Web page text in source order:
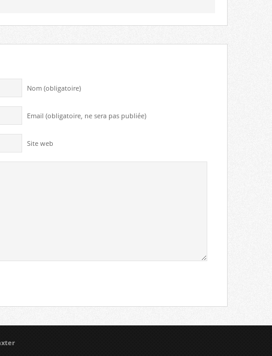
Nom (obligatoire)
Email (obligatoire, ne sera pas publiée)
Site web